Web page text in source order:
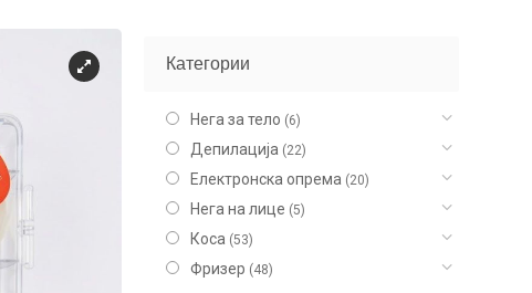
Категории
Нега за тело (6)
Депилација (22)
Електронска опрема (20)
Нега на лице (5)
Коса (53)
Фризер (48)